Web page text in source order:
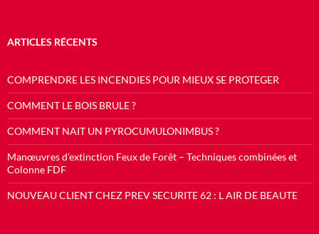
ARTICLES RÉCENTS
COMPRENDRE LES INCENDIES POUR MIEUX SE PROTEGER
COMMENT LE BOIS BRULE ?
COMMENT NAIT UN PYROCUMULONIMBUS ?
Manœuvres d’extinction Feux de Forêt – Techniques combinées et
Colonne FDF
NOUVEAU CLIENT CHEZ PREV SECURITE 62 : L AIR DE BEAUTE